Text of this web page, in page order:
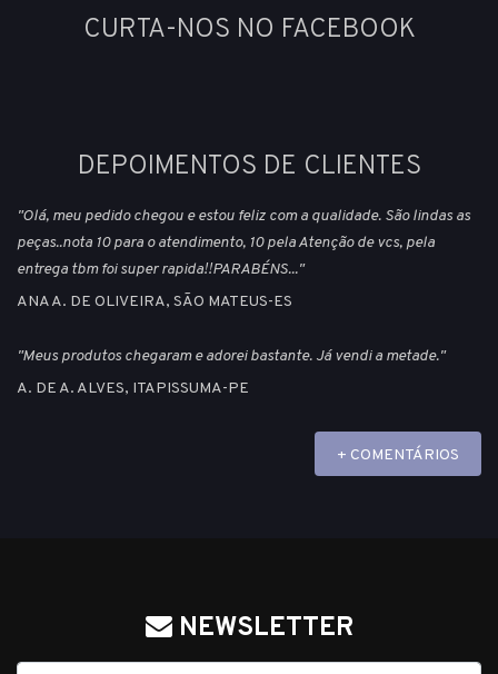
CURTA-NOS NO FACEBOOK
DEPOIMENTOS DE CLIENTES
"Olá, meu pedido chegou e estou feliz com a qualidade. São lindas as
peças..nota 10 para o atendimento, 10 pela Atenção de vcs, pela
entrega tbm foi super rapida!!PARABÉNS..."
ANA A. DE OLIVEIRA, SÃO MATEUS-ES
"Meus produtos chegaram e adorei bastante. Já vendi a metade."
A. DE A. ALVES, ITAPISSUMA-PE
+ COMENTÁRIOS
NEWSLETTER